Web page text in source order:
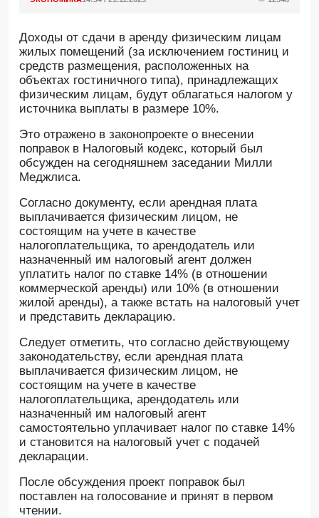
Доходы от сдачи в аренду физическим лицам
жилых помещений (за исключением гостиниц и
средств размещения, расположенных на
объектах гостиничного типа), принадлежащих
физическим лицам, будут облагаться налогом у
источника выплаты в размере 10%.
Это отражено в законопроекте о внесении
поправок в Налоговый кодекс, который был
обсужден на сегодняшнем заседании Милли
Меджлиса.
Согласно документу, если арендная плата
выплачивается физическим лицом, не
состоящим на учете в качестве
налогоплательщика, то арендодатель или
назначенный им налоговый агент должен
уплатить налог по ставке 14% (в отношении
коммерческой аренды) или 10% (в отношении
жилой аренды), а также встать на налоговый учет
и представить декларацию.
Следует отметить, что согласно действующему
законодательству, если арендная плата
выплачивается физическим лицом, не
состоящим на учете в качестве
налогоплательщика, арендодатель или
назначенный им налоговый агент
самостоятельно уплачивает налог по ставке 14%
и становится на налоговый учет с подачей
декларации.
После обсуждения проект поправок был
поставлен на голосование и принят в первом
чтении.